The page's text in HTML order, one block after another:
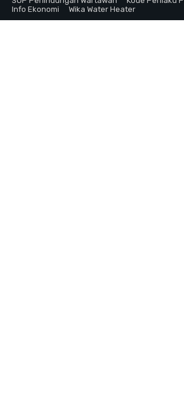
Info Ekonomi
Wika Water Heater